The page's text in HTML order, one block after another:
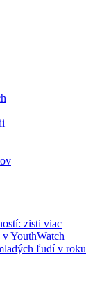
zisti viac
YouthWatch
ľudí v roku